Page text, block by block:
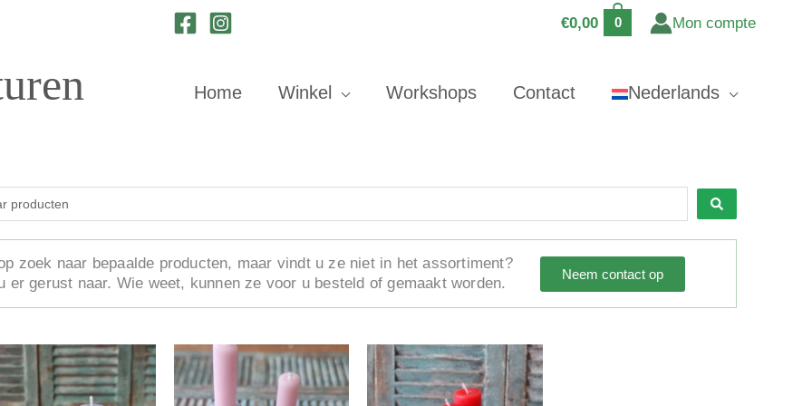
€0,00 0 Mon compte
Home Winkel Workshops Contact Nederlands
zoek naar bepaalde producten, maar vindt u ze niet in het assortiment?
er gerust naar. Wie weet, kunnen ze voor u besteld of gemaakt worden.
Neem contact op
Dit
product
heeft
Prijsklasse:
Dit
product
heeft
Dit
product
heeft